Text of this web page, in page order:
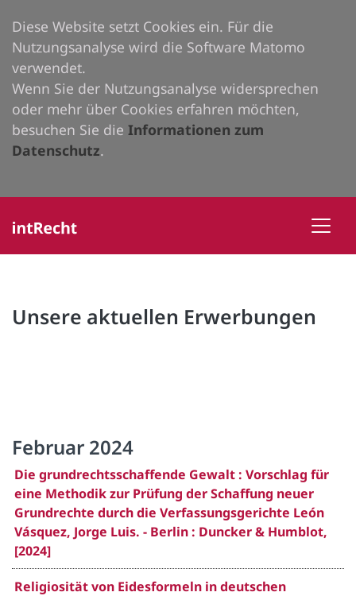
Diese Website setzt Cookies ein. Für die
Nutzungsanalyse wird die Software Matomo
verwendet.
Wenn Sie der Nutzungsanalyse widersprechen
oder mehr über Cookies erfahren möchten,
besuchen Sie die Informationen zum
Datenschutz.
Unsere aktuellen Erwerbungen
Februar 2024
Die grundrechtsschaffende Gewalt : Vorschlag für
eine Methodik zur Prüfung der Schaffung neuer
Grundrechte durch die Verfassungsgerichte León
Vásquez, Jorge Luis. - Berlin : Duncker & Humblot,
[2024]
Religiosität von Eidesformeln in deutschen